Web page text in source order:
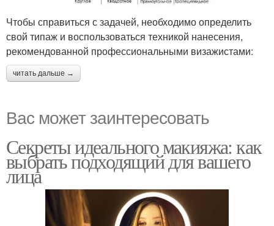
Чтобы справиться с задачей, необходимо определить
свой типаж и воспользоваться техникой нанесения,
рекомендованной профессиональными визажистами:
читать дальше →
Вас может заинтересовать
Секреты идеального макияжа: как
выбрать подходящий для вашего
лица